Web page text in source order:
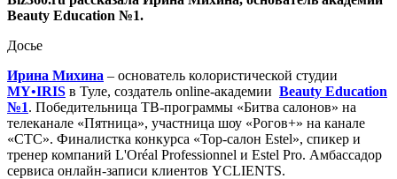
Beauty Education №1.
Досье
Ирина Михина – основатель колористической студии
MY•IRIS в Туле, создатель online-академии Beauty Education
№1. Победительница ТВ-программы «Битва салонов» на
телеканале «Пятница», участница шоу «Рогов+» на канале
«СТС». Финалистка конкурса «Top-салон Estel», спикер и
тренер компаний L'Oréal Professionnel и Estel Pro. Амбассадор
сервиса онлайн-записи клиентов YCLIENTS.